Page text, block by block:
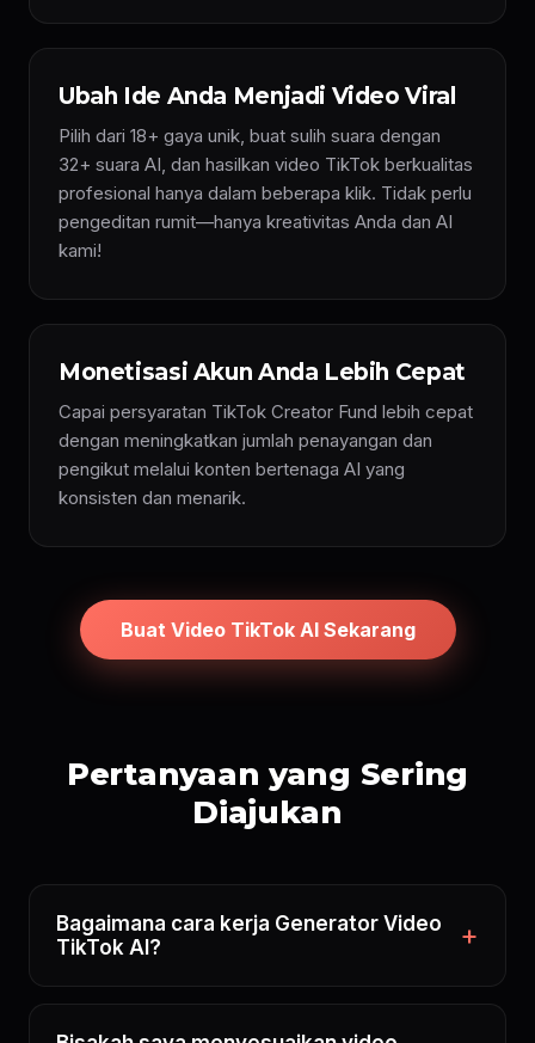
Ubah Ide Anda Menjadi Video Viral
Pilih dari 18+ gaya unik, buat sulih suara dengan
32+ suara AI, dan hasilkan video TikTok berkualitas
profesional hanya dalam beberapa klik. Tidak perlu
pengeditan rumit—hanya kreativitas Anda dan AI
kami!
Monetisasi Akun Anda Lebih Cepat
Capai persyaratan TikTok Creator Fund lebih cepat
dengan meningkatkan jumlah penayangan dan
pengikut melalui konten bertenaga AI yang
konsisten dan menarik.
Buat Video TikTok AI Sekarang
Pertanyaan yang Sering
Diajukan
Bagaimana cara kerja Generator Video
TikTok AI?